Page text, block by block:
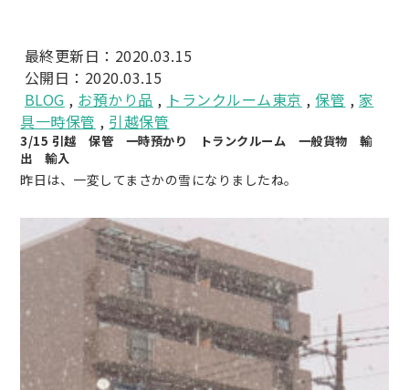
最終更新日：2020.03.15
公開日：2020.03.15
BLOG , お預かり品 , トランクルーム東京 ,保管 , 家
具一時保管 , 引越保管
3/15 引越 保管 一時預かり トランクルーム 一般貨物 輸
出 輸入
昨日は、一変してまさかの雪になりましたね。